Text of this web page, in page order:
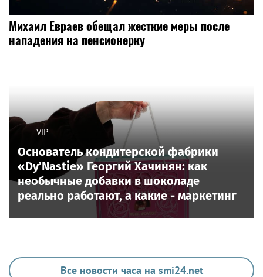
Михаил Евраев обещал жесткие меры после
нападения на пенсионерку
VIP
Основатель кондитерской фабрики
«Dy’Nastie» Георгий Хачинян: как
необычные добавки в шоколаде
реально работают, а какие - маркетинг
Все новости часа на smi24.net